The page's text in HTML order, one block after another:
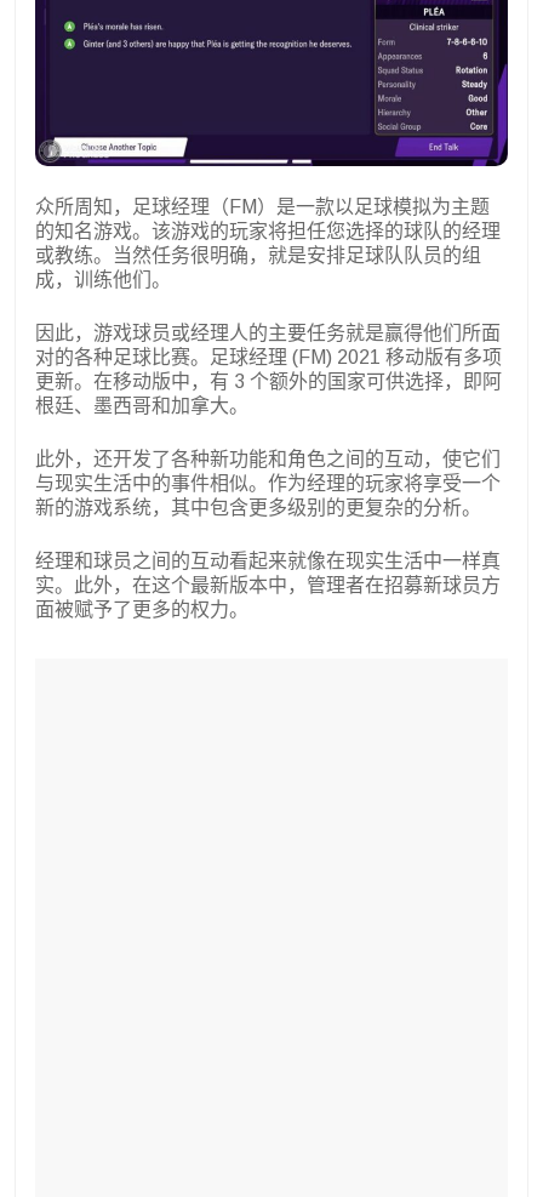
众所周知，足球经理（FM）是一款以足球模拟为主题
的知名游戏。该游戏的玩家将担任您选择的球队的经理
或教练。当然任务很明确，就是安排足球队队员的组
成，训练他们。
因此，游戏球员或经理人的主要任务就是赢得他们所面
对的各种足球比赛。足球经理 (FM) 2021 移动版有多项
更新。在移动版中，有 3 个额外的国家可供选择，即阿
根廷、墨西哥和加拿大。
此外，还开发了各种新功能和角色之间的互动，使它们
与现实生活中的事件相似。作为经理的玩家将享受一个
新的游戏系统，其中包含更多级别的更复杂的分析。
经理和球员之间的互动看起来就像在现实生活中一样真
实。此外，在这个最新版本中，管理者在招募新球员方
面被赋予了更多的权力。